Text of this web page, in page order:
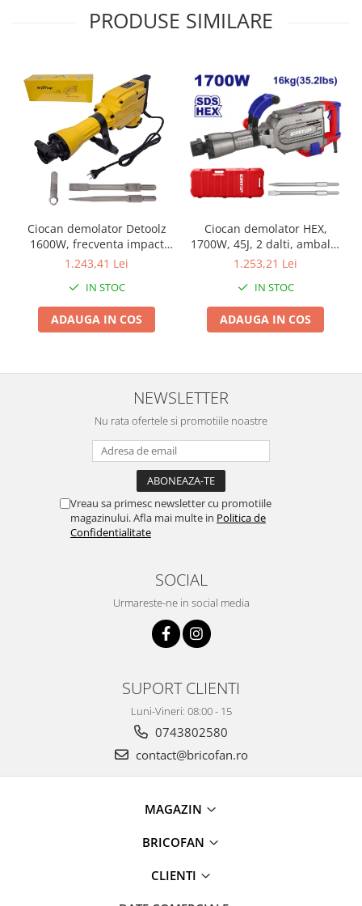
Aparate de spalat cu presiune
Baterii baie
Baterii bucatarie
Baterii cada
Baterii electrice
Baterii lavoar
Chiuvete bucatarie compozit
Chiuvete inox
Coloane de dus
Robineti
Climatizare si echipamente de
Paturi electrice cu incalzire
Kituri de siguranta si supravietuire
Kit-uri siguranta auto
Accesorii maturi, mopuri si galeti
Aspiratoare electrice
Cutii depozitare medicamente
Organizatoare imbracaminte si
PRODUSE SIMILARE
Ciocan demolator Detoolz
1600W, frecventa impact
1500bpm, energie impact
1.243,41 Lei
IN STOC
ADAUGA IN COS
Ciocan demolator HEX,
1700W, 45J, 2 dalti, ambalat
in cutie de transport -
1.253,21 Lei
IN STOC
ADAUGA IN COS
NEWSLETTER
Nu rata ofertele si promotiile noastre
Vreau sa primesc newsletter cu promotiile
magazinului. Afla mai multe in Politica de
Confidentialitate
SOCIAL
Urmareste-ne in social media
SUPORT CLIENTI
Luni-Vineri: 08:00 - 15
0743802580
contact@bricofan.ro
MAGAZIN
BRICOFAN
CLIENTI